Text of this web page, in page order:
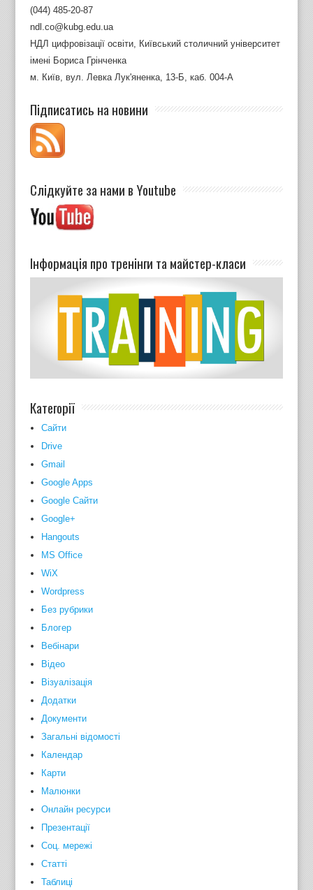
(044) 485-20-87
ndl.co@kubg.edu.ua
НДЛ цифровізації освіти, Київський столичний університет
імені Бориса Грінченка
м. Київ, вул. Левка Лук'яненка, 13-Б, каб. 004-А
Підписатись на новини
Слідкуйте за нами в Youtube
Інформація про тренінги та майстер-класи
Категорії
Cайти
Drive
Gmail
Google Apps
Google Сайти
Google+
Hangouts
MS Office
WiX
Wordpress
Без рубрики
Блогер
Вебінари
Відео
Візуалізація
Додатки
Документи
Загальні відомості
Календар
Карти
Малюнки
Онлайн ресурси
Презентації
Соц. мережі
Статті
Таблиці